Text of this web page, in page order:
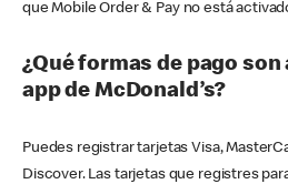
que Mobile Order & Pay no está
¿Qué formas de pago
app de McDonald’s?
Puedes registrar tarjetas Visa,
Discover. Las tarjetas que registres